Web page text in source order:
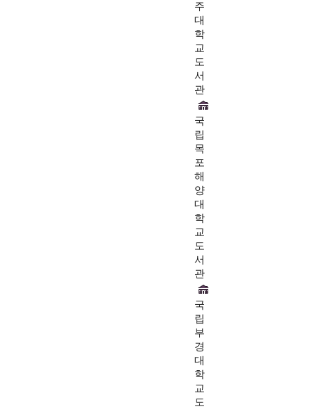
주
대
학
교
도
서
관
국
립
목
포
해
양
대
학
교
도
서
관
국
립
부
경
대
학
교
도